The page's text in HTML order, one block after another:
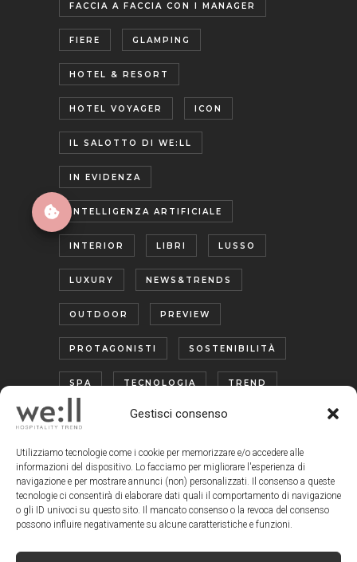
Gestisci consenso
Utilizziamo tecnologie come i cookie per memorizzare e/o accedere alle
informazioni del dispositivo. Lo facciamo per migliorare l'esperienza di
navigazione e per mostrare annunci (non) personalizzati. Il consenso a queste
tecnologie ci consentirà di elaborare dati quali il comportamento di navigazione
o gli ID univoci su questo sito. Il mancato consenso o la revoca del consenso
possono influire negativamente su alcune caratteristiche e funzioni.
FACCIA A FACCIA CON I MANAGER
FIERE GLAMPING
HOTEL & RESORT
HOTEL VOYAGER ICON
IL SALOTTO DI WE:LL
IN EVIDENZA
INTELLIGENZA ARTIFICIALE
INTERIOR LIBRI LUSSO
LUXURY NEWS&TRENDS
OUTDOOR PREVIEW
PROTAGONISTI SOSTENIBILITÀ
SPA TECNOLOGIA TREND
TURISMO ENOGASTRONOMICO
WELLNESS